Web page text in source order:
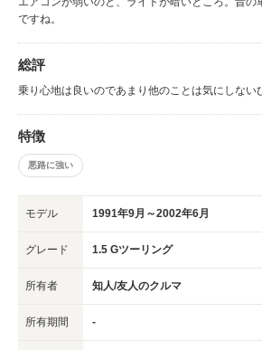
ですね。
総評
乗り心地は良いのであまり他のことは気にしない
特徴
悪路に強い
モデル 1991年9月～2002年6月
グレード 1.5 Gツーリング
所有者 知人/友人のクルマ
所有期間 -